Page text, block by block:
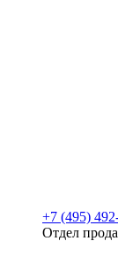
+7 (495)
Отдел